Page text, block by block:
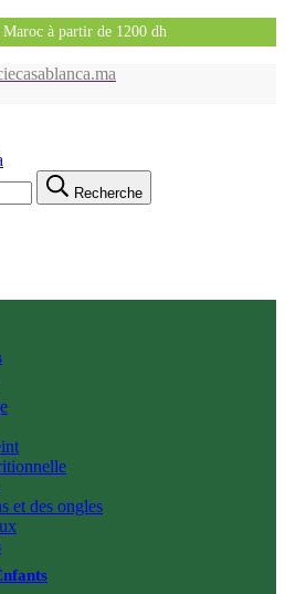
à partir de 1200 dh
Recherche
et des ongles